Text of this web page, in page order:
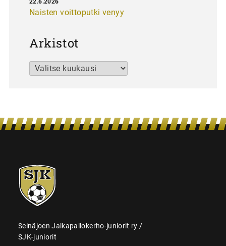
Naisten voittoputki venyy
Arkistot
Arkistot
SJK-
juniorit
Seinäjoen Jalkapallokerho-juniorit ry /
SJK-juniorit